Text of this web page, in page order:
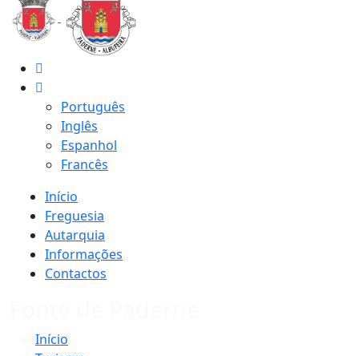
Português
Inglês
Espanhol
Francês
Início
Freguesia
Autarquia
Informações
Contactos
Início